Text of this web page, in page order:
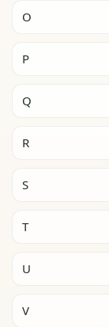
O
P
Q
R
S
T
U
V